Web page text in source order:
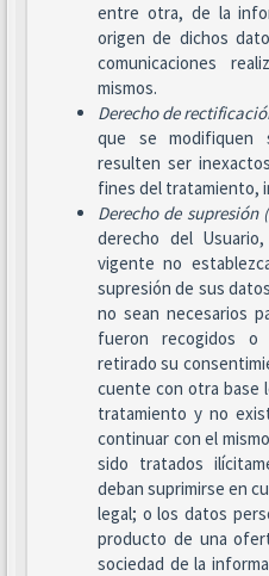
entre otra, de la
origen de dichos
comunicaciones
mismos.
Derecho de
que se modifiquen
resulten ser
fines del tratamiento,
Derecho de
derecho del
vigente no
supresión de sus
no sean necesarios
fueron recogidos o
retirado su
cuente con otra base
tratamiento y no
continuar con el
sido tratados
deban suprimirse en
legal; o los datos
producto de una
sociedad de la